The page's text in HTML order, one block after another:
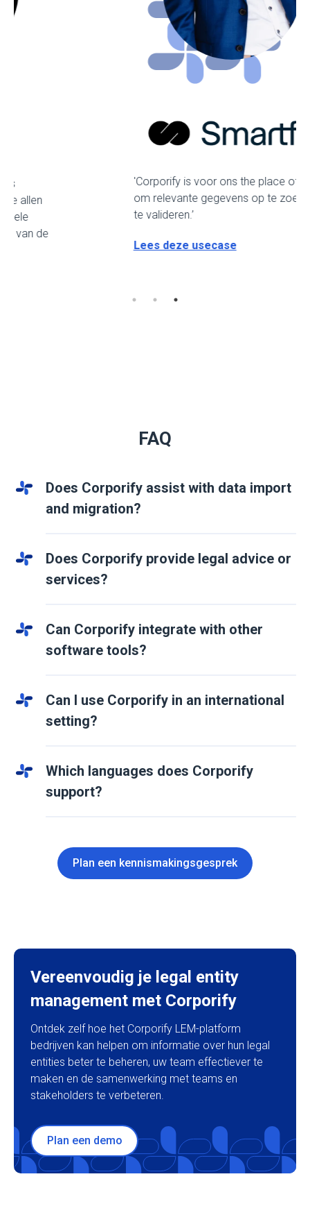
'Corporify is voor ons the place of truth
om relevante gegevens op te zoeken en
Lees deze usecase
FAQ
Does Corporify assist with data import
and migration?
Does Corporify provide legal advice or
services?
Can Corporify integrate with other
software tools?
Can I use Corporify in an international
setting?
Which languages does Corporify
support?
Plan een kennismakingsgesprek
Vereenvoudig je legal entity
management met Corporify
Ontdek zelf hoe het Corporify LEM-platform
bedrijven kan helpen om informatie over hun legal
entities beter te beheren, uw team effectiever te
maken en de samenwerking met teams en
stakeholders te verbeteren.
Plan een demo